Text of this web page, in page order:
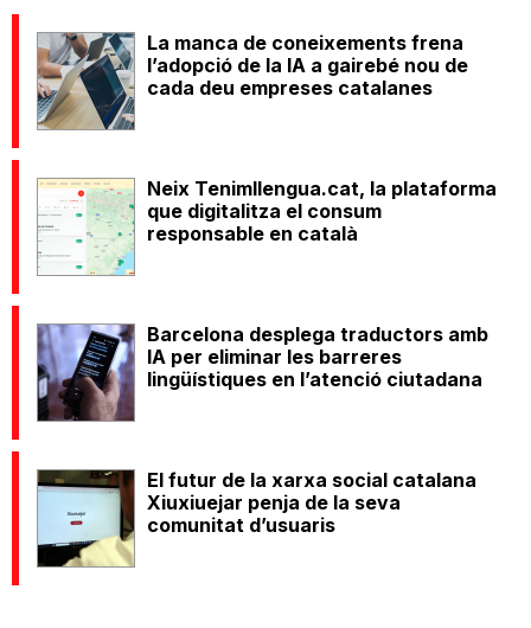
La manca de coneixements frena
l’adopció de la IA a gairebé nou de
cada deu empreses catalanes
Neix Tenimllengua.cat, la plataforma
que digitalitza el consum
responsable en català
Barcelona desplega traductors amb
IA per eliminar les barreres
lingüístiques en l’atenció ciutadana
El futur de la xarxa social catalana
Xiuxiuejar penja de la seva
comunitat d’usuaris